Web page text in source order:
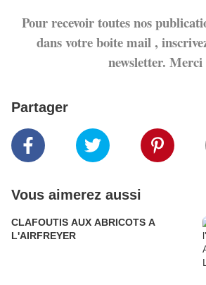
Pour recevoir toutes nos
dans votre boite mail ,
newsletter. Merci
Partager
Vous aimerez aussi
CLAFOUTIS AUX ABRICOTS A
L'AIRFREYER